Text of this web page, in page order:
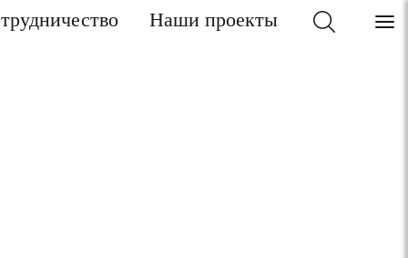
Наши проекты